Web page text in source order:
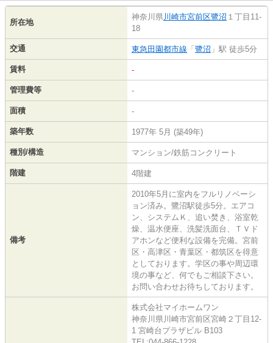
所在地
神奈川県川崎市宮前区鷺沼 １丁目11-
18
交通 東急田園都市線 「 鷺沼 」駅 徒歩5分
賃料 -
管理費等 -
面積 -
築年数 1977年 5月 (築49年)
種別/構造 マンション/鉄筋コンクリート
階建 4階建
備考
2010年5月に室内をフルリノベーシ
ョン済み。鷺沼駅徒歩5分。エアコ
ン、システムＫ、追い焚き、浴室乾
燥、温水便座、洗髪洗面台、ＴＶド
アホンなど便利な設備を完備。宮前
区・高津区・青葉区・都筑区を得意
としております。学区の事や周辺環
境の事など、何でもご相談下さい。
お問い合わせお待ちしております。
株式会社マイホームワン
神奈川県川崎市宮前区宮崎２丁目12-
1 宮崎台プラザビル B103